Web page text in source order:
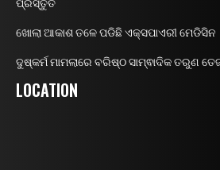
ପ୍ରସ୍ତୁତି
ଖୋଲା ଆକାଶ ତଳେ ପଡିଛି ଏକ୍ସପାଏରୀ ମେଡିସିନ
ଦୁଷ୍କର୍ମ ମାମଲାରେ ବରିଷ୍ଠ ସାମ୍ଵାଦିକ ତରୁଣ
LOCATION